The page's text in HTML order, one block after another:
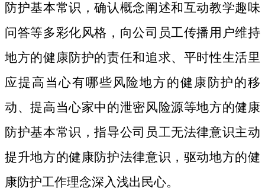
防护基本常识，确认概念阐述和互动教学趣味
问答等多彩化风格，向公司员工传播用户维持
地方的健康防护的责任和追求、平时性生活里
应提高当心有哪些风险地方的健康防护的移
动、提高当心家中的泄密风险源等地方的健康
防护基本常识，指导公司员工无法律意识主动
提升地方的健康防护法律意识，驱动地方的健
康防护工作理念深入浅出民心。